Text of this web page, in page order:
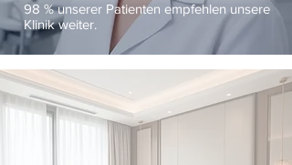
98 % unserer Patienten empfehlen unsere
Klinik weiter.